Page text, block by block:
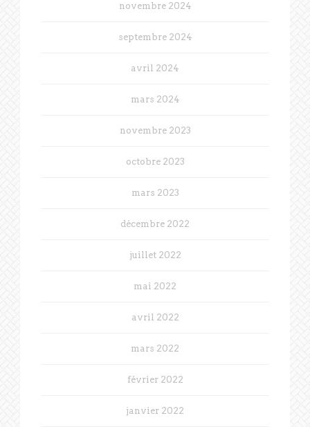
novembre 2024
septembre 2024
avril 2024
mars 2024
novembre 2023
octobre 2023
mars 2023
décembre 2022
juillet 2022
mai 2022
avril 2022
mars 2022
février 2022
janvier 2022